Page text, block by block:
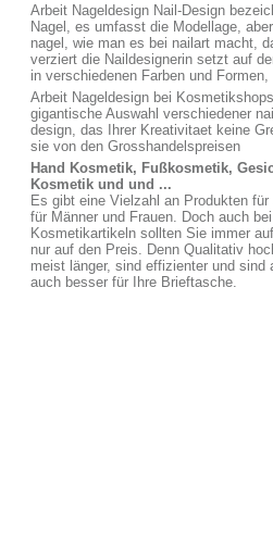
Arbeit Nageldesign Nail-Design
Nagel, es umfasst die Modellage,
nagel, wie man es bei nailart macht,
verziert die Naildesignerin setzt auf
in verschiedenen Farben und Formen,
Arbeit Nageldesign bei
gigantische Auswahl verschiedener
design, das Ihrer Kreativitaet keine
sie von den Grosshandelspreisen
Hand Kosmetik, Fußkosmetik,
Kosmetik und und ...
Es gibt eine Vielzahl an Produkten
für Männer und Frauen. Doch auch
Kosmetikartikeln sollten Sie immer
nur auf den Preis. Denn Qualitativ
meist länger, sind effizienter und sind
auch besser für Ihre Brieftasche.